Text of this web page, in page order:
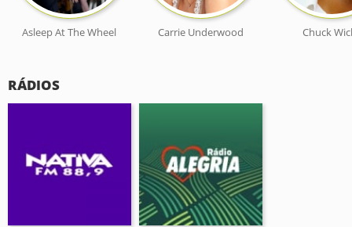
Asleep At The Wheel Carrie Underwood Chuck
RÁDIOS